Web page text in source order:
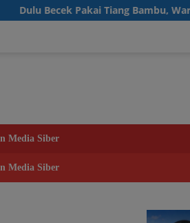
Pakai Tiang Bambu, Warga Desa
Media Siber
Media Siber